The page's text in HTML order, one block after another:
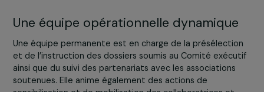
comité est chargé de définir les orientations
de la Fondation et de sélectionner les projets qu’elle
soutient.
Une équipe opérationnelle